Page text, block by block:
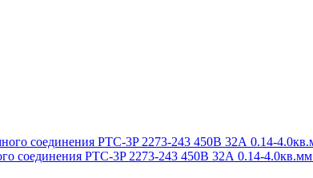
соединения PTC-3P 2273-243 450В 32А 0.14-4.0кв.мм